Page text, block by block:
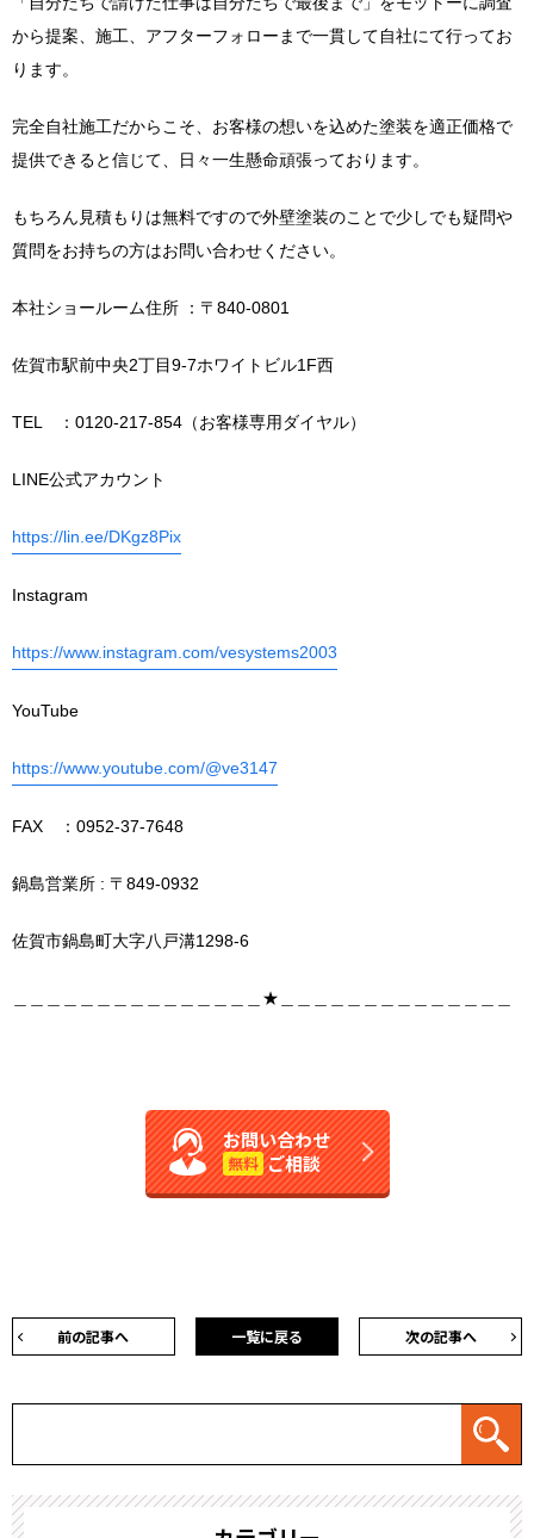
から提案、施工、アフターフォローまで一貫して自社にて行ってお
ります。
完全自社施工だからこそ、お客様の想いを込めた塗装を適正価格で
提供できると信じて、日々一生懸命頑張っております。
もちろん見積もりは無料ですので外壁塗装のことで少しでも疑問や
質問をお持ちの方はお問い合わせください。
本社ショールーム住所 ：〒840-0801
佐賀市駅前中央2丁目9-7ホワイトビル1F西
TEL ：0120-217-854（お客様専用ダイヤル）
LINE公式アカウント
https://lin.ee/DKgz8Pix
Instagram
https://www.instagram.com/vesystems2003
YouTube
https://www.youtube.com/@ve3147
FAX ：0952-37-7648
鍋島営業所 : 〒849-0932
佐賀市鍋島町大字八戸溝1298-6
＿＿＿＿＿＿＿＿＿＿＿＿＿＿＿★＿＿＿＿＿＿＿＿＿＿＿＿＿＿
お問い合わせ
無料 ご相談
前の記事へ 次の記事へ
一覧に戻る